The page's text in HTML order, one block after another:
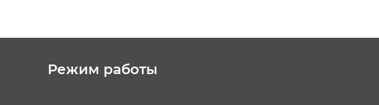
Режим работы